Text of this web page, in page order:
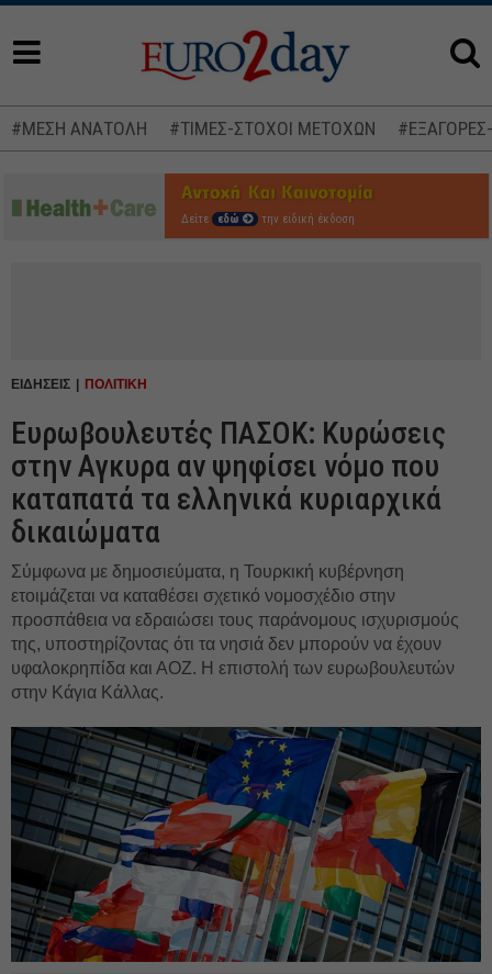
#ΜΕΣΗ ΑΝΑΤΟΛΗ #ΤΙΜΕΣ-ΣΤΟΧΟΙ ΜΕΤΟΧΩΝ
Δείτε εδώ την ειδική έκδοση
ΕΙΔΗΣΕΙΣ ΠΟΛΙΤΙΚΗ
Ευρωβουλευτές ΠΑΣΟΚ: Κυρώσεις
στην Αγκυρα αν ψηφίσει νόμο που
καταπατά τα ελληνικά κυριαρχικά
δικαιώματα
Σύμφωνα με δημοσιεύματα, η Τουρκική κυβέρνηση
ετοιμάζεται να καταθέσει σχετικό νομοσχέδιο στην
προσπάθεια να εδραιώσει τους παράνομους ισχυρισμούς
της, υποστηρίζοντας ότι τα νησιά δεν μπορούν να έχουν
υφαλοκρηπίδα και ΑΟΖ. Η επιστολή των ευρωβουλευτών
στην Κάγια Κάλλας.